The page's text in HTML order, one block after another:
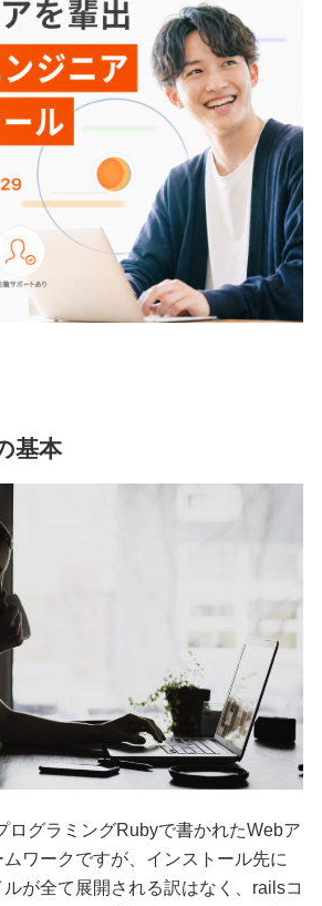
基本
ログラミングRubyで書かれたWebア
ワークですが、インストール先に
が全て展開される訳はなく、railsコ